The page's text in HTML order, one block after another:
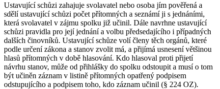
Ustavující schůzi zahajuje svolavatel nebo osoba jím pověřená a
sdělí ustavující schůzi počet přítomných a seznámí ji s jednáními,
která svolavatel v zájmu spolku již učinil. Dále navrhne ustavující
schůzi pravidla pro její jednání a volbu předsedajícího i případných
dalších činovníků. Ustavující schůze volí členy těch orgánů, které
podle určení zákona a stanov zvolit má, a přijímá usnesení většinou
hlasů přítomných v době hlasování. Kdo hlasoval proti přijetí
návrhu stanov, může od přihlášky do spolku odstoupit a musí o tom
být učiněn záznam v listině přítomných opatřený podpisem
odstupujícího a podpisem toho, kdo záznam učinil (§ 224 OZ).